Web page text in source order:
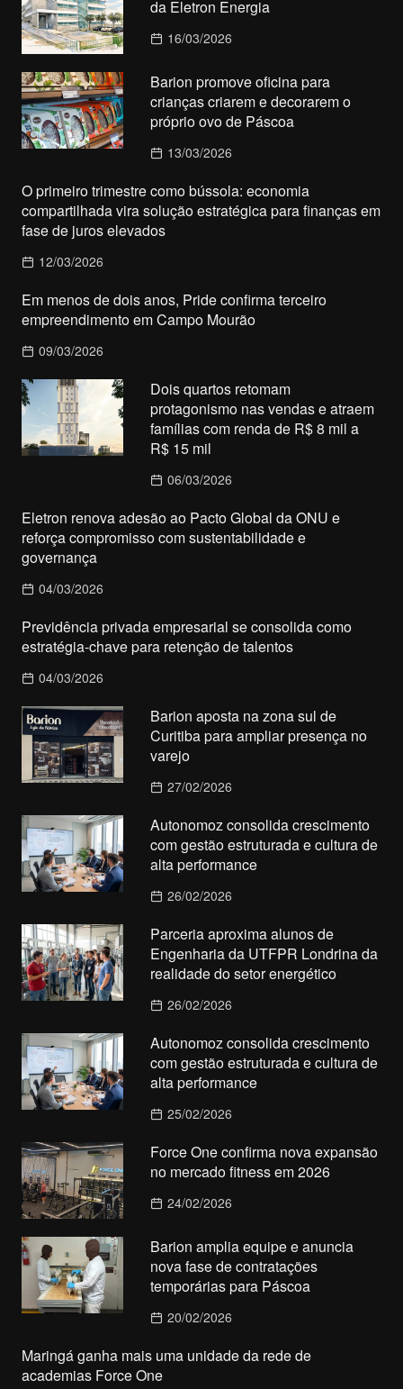
da Eletron Energia
16/03/2026
Barion promove oficina para
crianças criarem e decorarem o
próprio ovo de Páscoa
13/03/2026
O primeiro trimestre como bússola: economia
compartilhada vira solução estratégica para finanças em
fase de juros elevados
12/03/2026
Em menos de dois anos, Pride confirma terceiro
empreendimento em Campo Mourão
09/03/2026
Dois quartos retomam
protagonismo nas vendas e atraem
famílias com renda de R$ 8 mil a
R$ 15 mil
06/03/2026
Eletron renova adesão ao Pacto Global da ONU e
reforça compromisso com sustentabilidade e
governança
04/03/2026
Previdência privada empresarial se consolida como
estratégia-chave para retenção de talentos
04/03/2026
Barion aposta na zona sul de
Curitiba para ampliar presença no
varejo
27/02/2026
Autonomoz consolida crescimento
com gestão estruturada e cultura de
alta performance
26/02/2026
Parceria aproxima alunos de
Engenharia da UTFPR Londrina da
realidade do setor energético
26/02/2026
Autonomoz consolida crescimento
com gestão estruturada e cultura de
alta performance
25/02/2026
Force One confirma nova expansão
no mercado fitness em 2026
24/02/2026
Barion amplia equipe e anuncia
nova fase de contratações
temporárias para Páscoa
20/02/2026
Maringá ganha mais uma unidade da rede de
academias Force One